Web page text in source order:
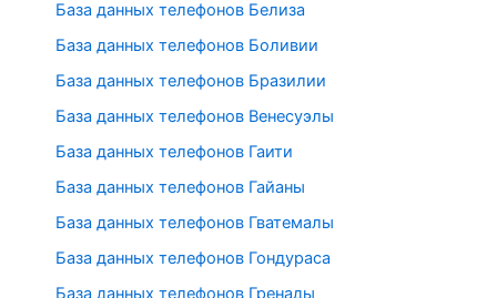
База данных телефонов Белиза
База данных телефонов Боливии
База данных телефонов Бразилии
База данных телефонов Венесуэлы
База данных телефонов Гаити
База данных телефонов Гайаны
База данных телефонов Гватемалы
База данных телефонов Гондураса
База данных телефонов Гренады